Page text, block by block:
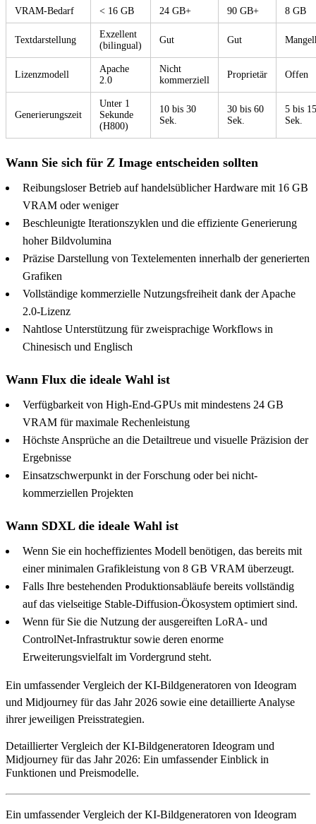
VRAM-Bedarf < 16 GB 24 GB+ 90 GB+ 8 GB
Textdarstellung
Exzellent
(bilingual)
Gut Gut
Lizenzmodell
Apache
2.0
Nicht
kommerziell
Proprietär Offen
Generierungszeit
Unter 1
Sekunde
(H800)
10 bis 30
Sek.
30 bis 60
Sek.
5 bis 15
Sek.
Wann Sie sich für Z Image entscheiden sollten
Reibungsloser Betrieb auf handelsüblicher Hardware mit 16 GB
VRAM oder weniger
Beschleunigte Iterationszyklen und die effiziente Generierung
hoher Bildvolumina
Präzise Darstellung von Textelementen innerhalb der generierten
Grafiken
Vollständige kommerzielle Nutzungsfreiheit dank der Apache
2.0-Lizenz
Nahtlose Unterstützung für zweisprachige Workflows in
Chinesisch und Englisch
Wann Flux die ideale Wahl ist
Verfügbarkeit von High-End-GPUs mit mindestens 24 GB
VRAM für maximale Rechenleistung
Höchste Ansprüche an die Detailtreue und visuelle Präzision der
Ergebnisse
Einsatzschwerpunkt in der Forschung oder bei nicht-
kommerziellen Projekten
Wann SDXL die ideale Wahl ist
Wenn Sie ein hocheffizientes Modell benötigen, das bereits mit
einer minimalen Grafikleistung von 8 GB VRAM überzeugt.
Falls Ihre bestehenden Produktionsabläufe bereits vollständig
auf das vielseitige Stable-Diffusion-Ökosystem optimiert sind.
Wenn für Sie die Nutzung der ausgereiften LoRA- und
ControlNet-Infrastruktur sowie deren enorme
Erweiterungsvielfalt im Vordergrund steht.
Ein umfassender Vergleich der KI-Bildgeneratoren von Ideogram
und Midjourney für das Jahr 2026 sowie eine detaillierte Analyse
ihrer jeweiligen Preisstrategien.
Detaillierter Vergleich der KI-Bildgeneratoren Ideogram und
Midjourney für das Jahr 2026: Ein umfassender Einblick in
Funktionen und Preismodelle.
Ein umfassender Vergleich der KI-Bildgeneratoren von Ideogram